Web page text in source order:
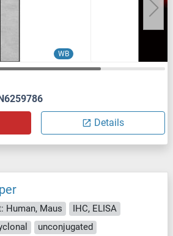
WB
Details
Human, Maus
IHC, ELISA
unconjugated